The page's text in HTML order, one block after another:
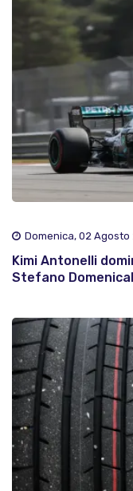
Domenica, 02 Agosto
Kimi Antonelli
Stefano